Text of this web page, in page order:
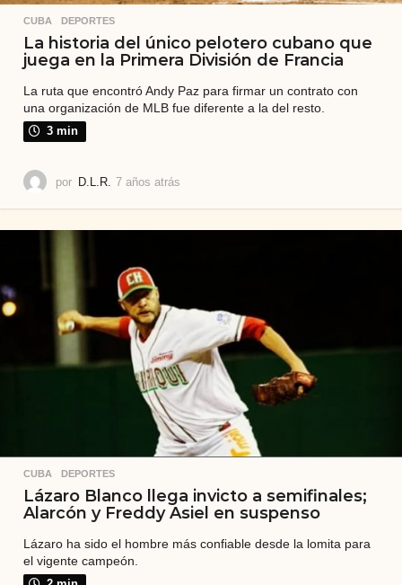
CUBA ,DEPORTES
La historia del único pelotero cubano que
juega en la Primera División de Francia
La ruta que encontró Andy Paz para firmar un contrato con
una organización de MLB fue diferente a la del resto.
3 min
por D.L.R. 7 años atrás
o
CUBA ,DEPORTES
Lázaro Blanco llega invicto a semifinales;
Alarcón y Freddy Asiel en suspenso
Lázaro ha sido el hombre más confiable desde la lomita para
el vigente campeón.